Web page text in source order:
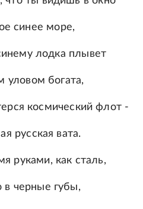
синее море,
лодка плывет
уловом богата,
космический флот -
русская вата.
руками, как сталь,
в черные губы,